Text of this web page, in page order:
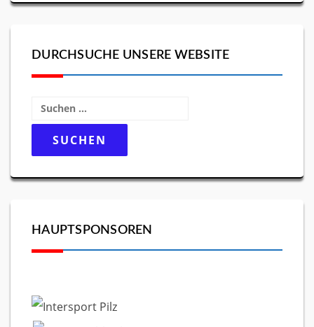
DURCHSUCHE UNSERE WEBSITE
Suchen
nach:
HAUPTSPONSOREN